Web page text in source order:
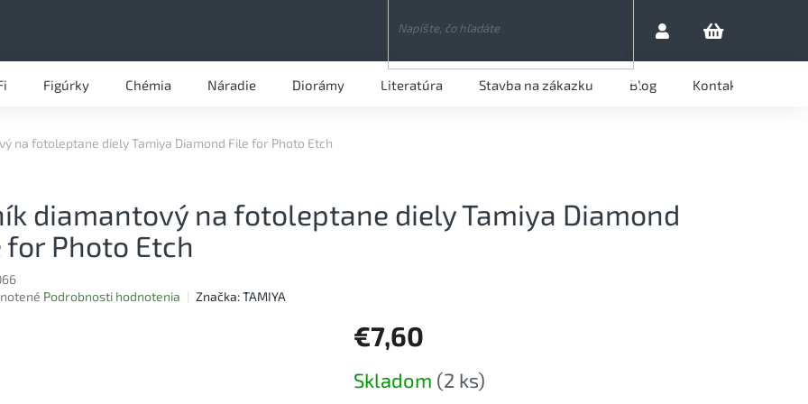
HĽADAŤ
Figúrky Chémia Náradie Diorámy Literatúra Stavba na zákazku Blog Kontaktujte nás
na fotoleptane diely Tamiya Diamond File for Photo Etch
diamantový na fotoleptane diely Tamiya Diamond
for Photo Etch
Podrobnosti hodnotenia Značka:TAMIYA
€7,60
cena:
Skladom (2 ks)